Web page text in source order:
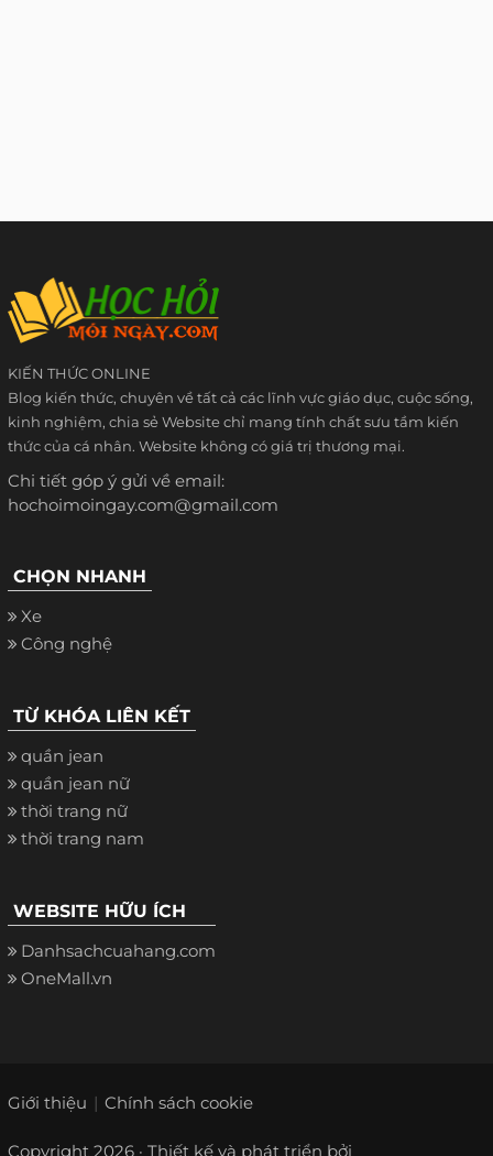
KIẾN THỨC ONLINE
Blog kiến thức, chuyên về tất cả các lĩnh vực giáo dục, cuộc sống,
kinh nghiệm, chia sẻ Website chỉ mang tính chất sưu tầm kiến
thức của cá nhân. Website không có giá trị thương mại.
Chi tiết góp ý gửi về email:
hochoimoingay.com@gmail.com
CHỌN NHANH
Xe
Công nghệ
TỪ KHÓA LIÊN KẾT
quần jean
quần jean nữ
thời trang nữ
thời trang nam
WEBSITE HỮU ÍCH
Danhsachcuahang.com
OneMall.vn
Giới thiệu Chính sách cookie
Copyright 2026 · Thiết kế và phát triển bởi